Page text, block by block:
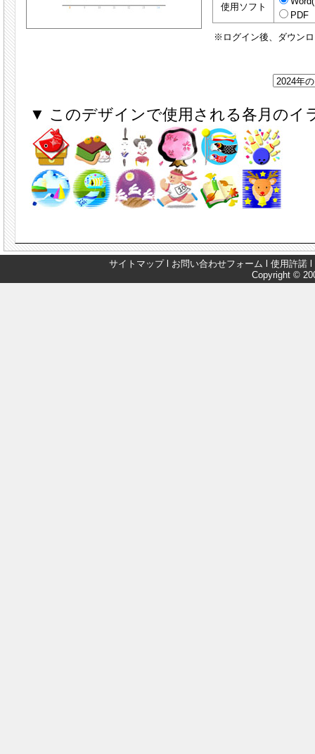
使用ソフト
PDF
※ログイン後、ダウン
▼ このデザインで使用される各月のイ
サイトマップl お問い合わせフォーム 使用許諾
Copyright ©